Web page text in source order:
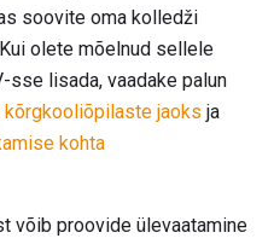
soovite oma kolledži
olete mõelnud sellele
sse lisada, vaadake palun
jaoks ja
kohta
võib proovide ülevaatamine